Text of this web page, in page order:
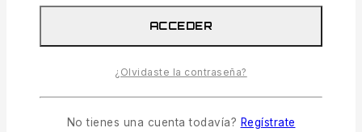
ACCEDER
¿Olvidaste la contraseña?
No tienes una cuenta todavía? Regístrate